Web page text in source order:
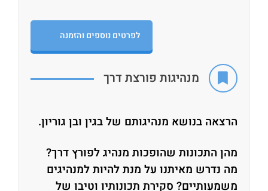
לפרטים נוספים והזמנה
מנהיגות פורצת דרך
הרצאה בנושא מנהיגותם של בגין ובן גוריון.
מהן התכונות שהופכות מנהיג לפורץ דרך?
מה נדרש מאיתנו על מנת להיות למנהיגים
משמעותיים? סקירת תכונותיו וטיבו של